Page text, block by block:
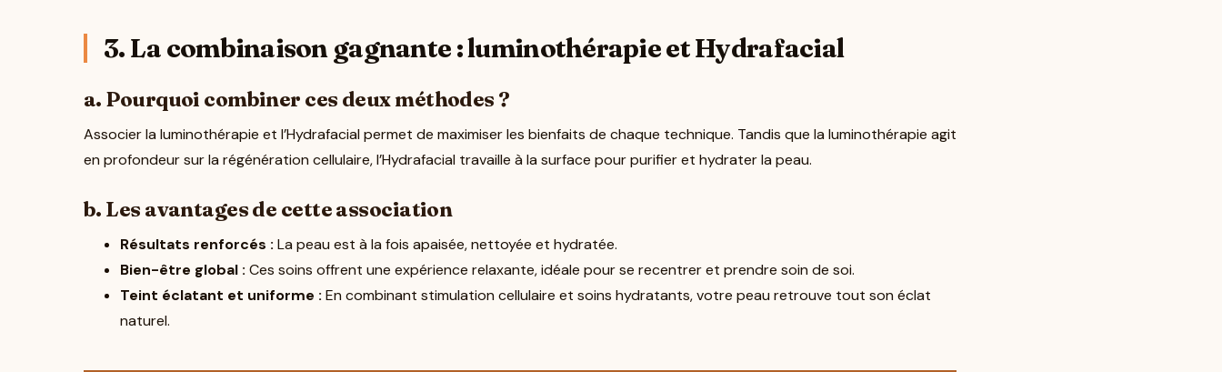
3. La combinaison gagnante : luminothérapie et Hydrafacial
a. Pourquoi combiner ces deux méthodes ?
Associer la luminothérapie et l’Hydrafacial permet de maximiser les bienfaits de chaque technique. Tandis que la luminothérapie agit
en profondeur sur la régénération cellulaire, l’Hydrafacial travaille à la surface pour purifier et hydrater la peau.
b. Les avantages de cette association
Résultats renforcés : La peau est à la fois apaisée, nettoyée et hydratée.
Bien-être global : Ces soins offrent une expérience relaxante, idéale pour se recentrer et prendre soin de soi.
Teint éclatant et uniforme : En combinant stimulation cellulaire et soins hydratants, votre peau retrouve tout son éclat
naturel.